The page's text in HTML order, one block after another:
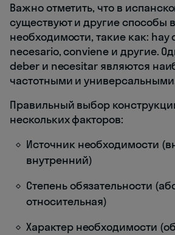
Важно отметить, что в
существуют и другие способы
необходимости, такие как: hay
necesario, conviene и другие.
deber и necesitar являются
частотными и
Правильный выбор
нескольких факторов:
Источник необходимости
внутренний)
Степень обязательности
относительная)
Характер необходимости